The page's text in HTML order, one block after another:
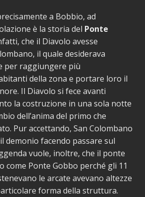
a Bobbio, ad
è la storia del Ponte
che il Diavolo avesse
il quale desiderava
per raggiungere più
della zona e portare loro il
Il Diavolo si fece avanti
la costruzione in una sola notte
dell’anima del primo che
Pur accettando, San Colombano
demonio facendo passare sul
vuole, inoltre, che il ponte
come Ponte Gobbo perché gli 11
le arcate avevano altezze
forma della struttura.